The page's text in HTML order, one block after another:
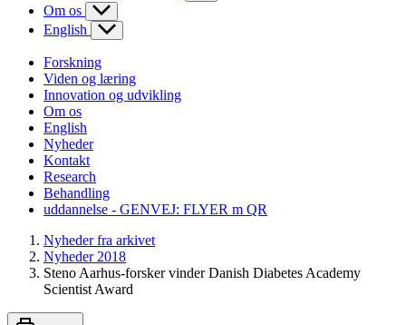
Om os
English
Forskning
Viden og læring
Innovation og udvikling
Om os
English
Nyheder
Kontakt
Research
Behandling
uddannelse - GENVEJ: FLYER m QR
Nyheder fra arkivet
Nyheder 2018
Steno Aarhus-forsker vinder Danish Diabetes Academy
Scientist Award